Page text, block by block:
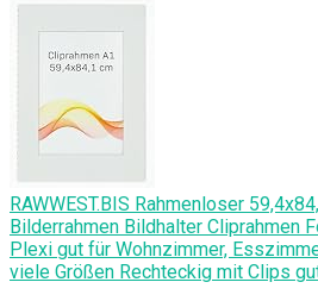
RAWWEST.BIS Rahmenloser
Bilderrahmen Bildhalter Cliprahmen
Plexi gut für Wohnzimmer,
viele Größen Rechteckig mit Clips